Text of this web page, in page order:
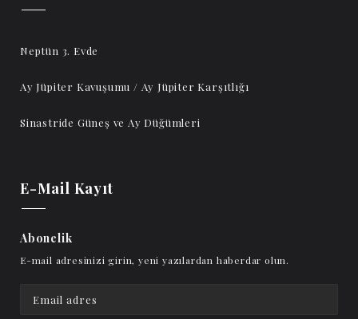
Neptün 3. Evde
Ay Jüpiter Kavuşumu / Ay Jüpiter Karşıtlığı
Sinastride Güneş ve Ay Düğümleri
E-Mail Kayıt
Abonelik
E-mail adresinizi girin, yeni yazılardan haberdar olun.